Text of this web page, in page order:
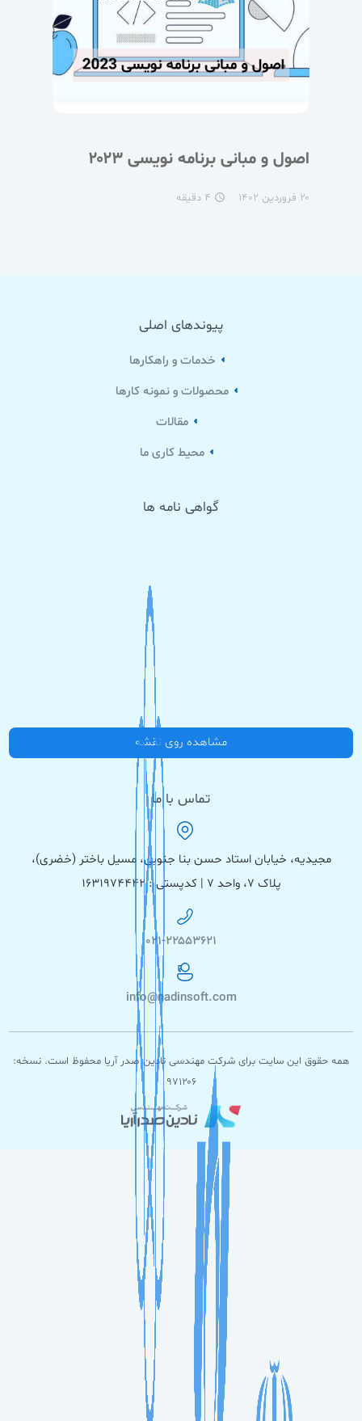
اصول و مبانی برنامه نویسی ۲۰۲۳
۲۰ فروردین ۱۴۰۲ access_time
پیوندهای اصلی
خدمات و راهکارها
محصولات و نمونه کارها
مقالات
محیط کاری ما
گواهی نامه ها
مشاهده روی نقشه
تماس با ما
مجیدیه، خیابان استاد حسن بنا جنوبی، مسیل باختر (خضری)،
پلاک ۷، واحد ۷ | کدپستی : ۱۶۳۱۹۷۴۴۴۲
۰۲۱-۲۲۵۵۳۶۲۱
info@nadinsoft.com
همه حقوق این سایت برای شرکت مهندسی نادین صدر آریا محفوظ است. نسخه:
۹۷۱۲۰۶